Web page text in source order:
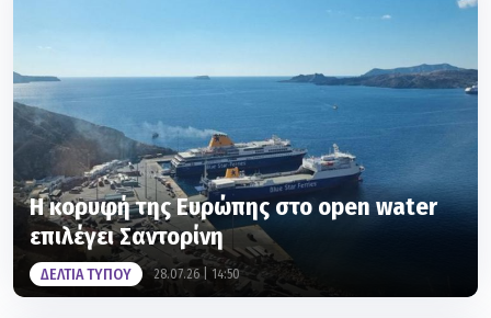
Η κορυφή της Ευρώπης στο open water
επιλέγει Σαντορίνη
ΔΕΛΤΙΑ ΤΥΠΟΥ 28.07.26 | 14:50